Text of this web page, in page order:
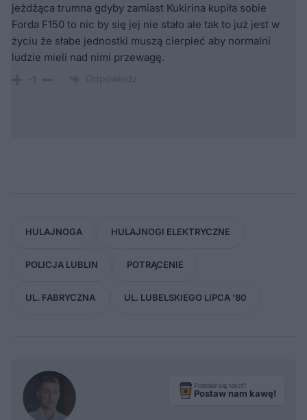
jeżdżąca trumna gdyby zamiast Kukirina kupiła sobie
Forda F150 to nic by się jej nie stało ale tak to już jest w
życiu że słabe jednostki muszą cierpieć aby normalni
ludzie mieli nad nimi przewagę.
-1
HULAJNOGA HULAJNOGI ELEKTRYCZNE
POLICJA LUBLIN POTRĄCENIE
UL. FABRYCZNA UL. LUBELSKIEGO LIPCA '80
Podobał się tekst?
Postaw nam kawę!